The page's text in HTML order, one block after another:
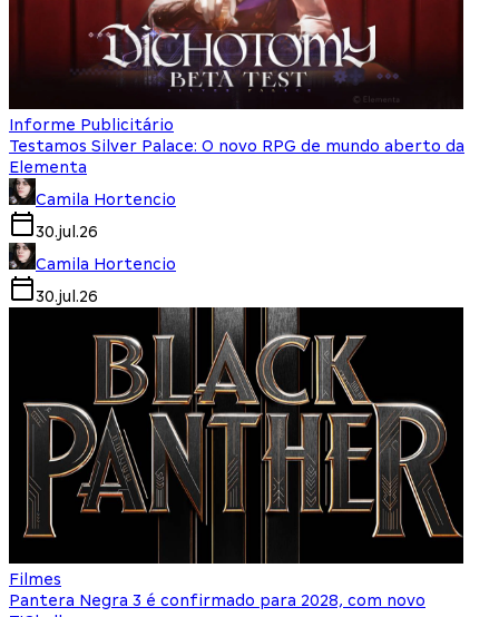
Informe Publicitário
Testamos Silver Palace: O novo RPG de mundo aberto da
Elementa
Camila Hortencio
30.jul.26
Camila Hortencio
30.jul.26
Filmes
Pantera Negra 3 é confirmado para 2028, com novo